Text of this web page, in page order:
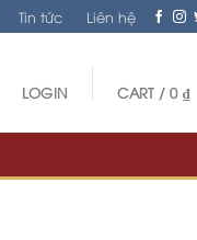
Tin tức Liên hệ
LOGIN CART /0 ₫